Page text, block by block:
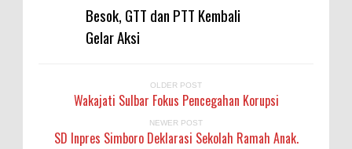
Besok, GTT dan PTT Kembali
Gelar Aksi
OLDER POST
Wakajati Sulbar Fokus Pencegahan Korupsi
NEWER POST
SD Inpres Simboro Deklarasi Sekolah Ramah Anak.